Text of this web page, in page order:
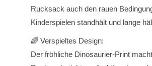
Rucksack auch den rauen
Kinderspielen standhält und lange
🌈 Verspieltes Design:
Der fröhliche Dinosaurier-Print